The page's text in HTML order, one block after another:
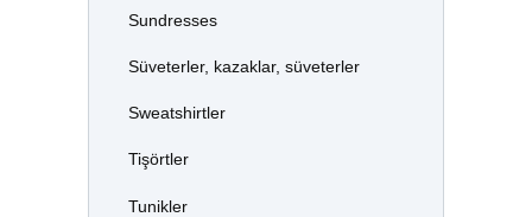
Sundresses
Süveterler, kazaklar, süveterler
Sweatshirtler
Tişörtler
Tunikler